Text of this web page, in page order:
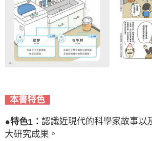
本書特色
●特色1： 認識近現代的科學家故事以
大研究成果。